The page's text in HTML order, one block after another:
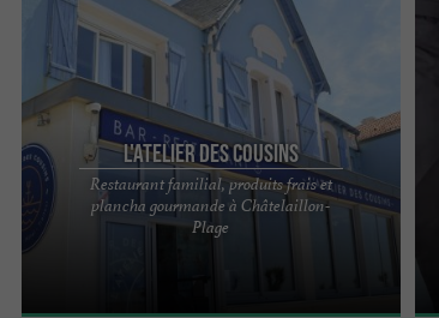
L'Atelier des Cousins
Restaurant familial, produits frais et
plancha gourmande à Châtelaillon-
Plage
L'Atelier des Cousins est avant tout une histoire de
famille. Jonathan vous accueille et vous conseille